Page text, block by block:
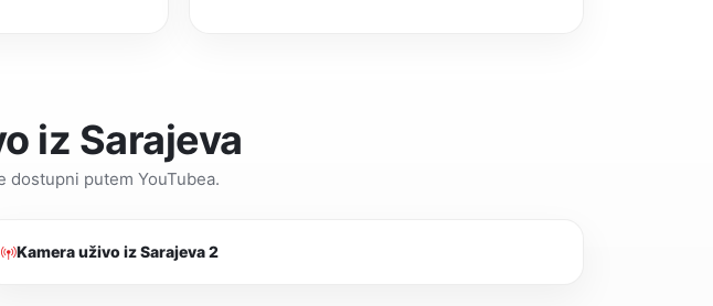
iz Sarajeva
dostupni putem YouTubea.
Kamera uživo iz Sarajeva 2